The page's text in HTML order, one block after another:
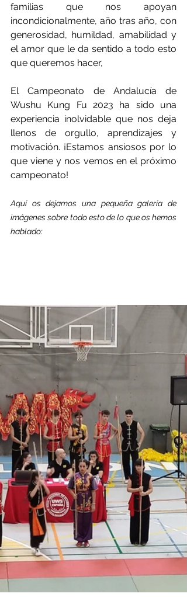
familias que nos apoyan
incondicionalmente, año tras año, con
generosidad, humildad, amabilidad y
el amor que le da sentido a todo esto
que queremos hacer,
El Campeonato de Andalucía de
Wushu Kung Fu 2023 ha sido una
experiencia inolvidable que nos deja
llenos de orgullo, aprendizajes y
motivación. ¡Estamos ansiosos por lo
que viene y nos vemos en el próximo
campeonato!
Aquí os dejamos una pequeña galería de
imágenes sobre todo esto de lo que os hemos
hablado: